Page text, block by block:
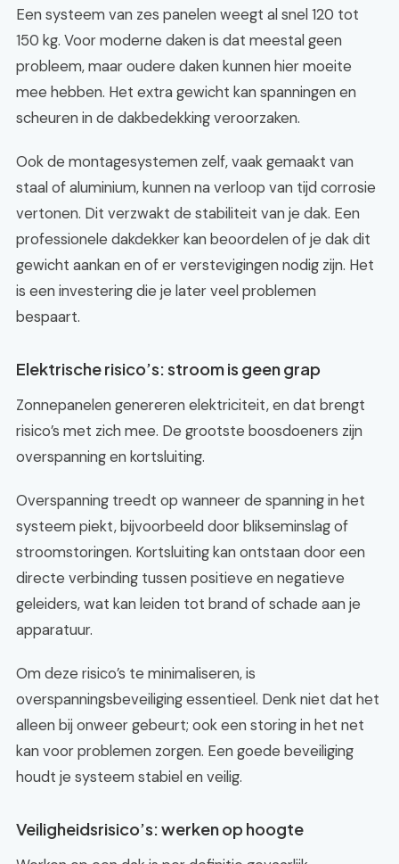
Een systeem van zes panelen weegt al snel 120 tot
150 kg. Voor moderne daken is dat meestal geen
probleem, maar oudere daken kunnen hier moeite
mee hebben. Het extra gewicht kan spanningen en
scheuren in de dakbedekking veroorzaken.
Ook de montagesystemen zelf, vaak gemaakt van
staal of aluminium, kunnen na verloop van tijd corrosie
vertonen. Dit verzwakt de stabiliteit van je dak. Een
professionele dakdekker kan beoordelen of je dak dit
gewicht aankan en of er verstevigingen nodig zijn. Het
is een investering die je later veel problemen
bespaart.
Elektrische risico’s: stroom is geen grap
Zonnepanelen genereren elektriciteit, en dat brengt
risico’s met zich mee. De grootste boosdoeners zijn
overspanning en kortsluiting.
Overspanning treedt op wanneer de spanning in het
systeem piekt, bijvoorbeeld door blikseminslag of
stroomstoringen. Kortsluiting kan ontstaan door een
directe verbinding tussen positieve en negatieve
geleiders, wat kan leiden tot brand of schade aan je
apparatuur.
Om deze risico’s te minimaliseren, is
overspanningsbeveiliging essentieel. Denk niet dat het
alleen bij onweer gebeurt; ook een storing in het net
kan voor problemen zorgen. Een goede beveiliging
houdt je systeem stabiel en veilig.
Veiligheidsrisico’s: werken op hoogte